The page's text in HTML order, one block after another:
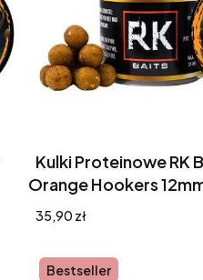
Kulki Proteinowe RK
Orange Hookers
Cena
35,90 zł
Bestseller